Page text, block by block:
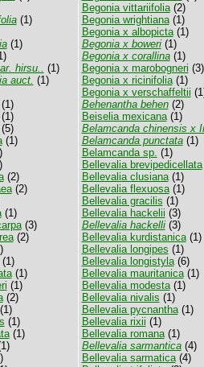
(1)
(1)
hirsu.. (1)
auct. (1)
(5)
(1)
(2)
(2)
(1)
(3)
(2)
(1)
(1)
(1)
(2)
(1)
(1)
Begonia vittariifolia(2)
Begonia wrightiana(1)
Begonia x albopicta(1)
Begonia x boweri(1)
Begonia x corallina(1)
Begonia x marobogneri (3)
Begonia x ricinifolia(1)
Begonia x verschaffeltii
Behenantha behen(2)
Beiselia mexicana(1)
Belamcanda chinensis x
Belamcanda punctata(1)
Belamcanda sp. (1)
Bellevalia brevipedicellata
Bellevalia clusiana(1)
Bellevalia flexuosa(1)
Bellevalia gracilis (1)
Bellevalia hackelii (3)
Bellevalia hackelli(3)
Bellevalia kurdistanica(1)
Bellevalia longipes (1)
Bellevalia longistyla(6)
Bellevalia mauritanica(1)
Bellevalia modesta(1)
Bellevalia nivalis (1)
Bellevalia pycnantha(1)
Bellevalia rixii (1)
Bellevalia romana(1)
Bellevalia sarmantica(4)
Bellevalia sarmatica(4)